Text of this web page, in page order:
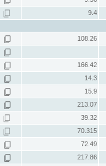
9.4
108.26
166.42
14.3
15.9
213.07
39.32
70.315
72.49
217.86